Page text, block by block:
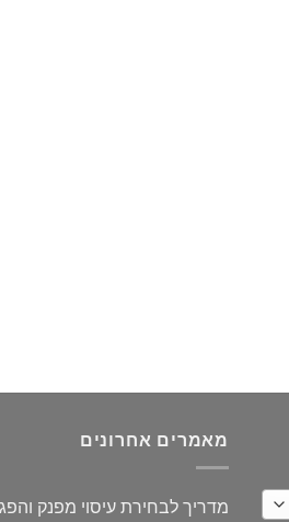
מאמרים אחרונים
מדריך לבחירת עיסוי מפנק